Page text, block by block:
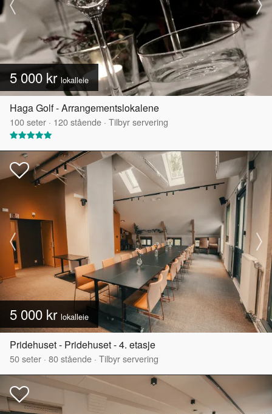
5 000 kr lokalleie
Haga Golf - Arrangementslokalene
100seter · 120stående · Tilbyr servering
5 000 kr lokalleie
Pridehuset - Pridehuset - 4. etasje
50seter · 80stående · Tilbyr servering